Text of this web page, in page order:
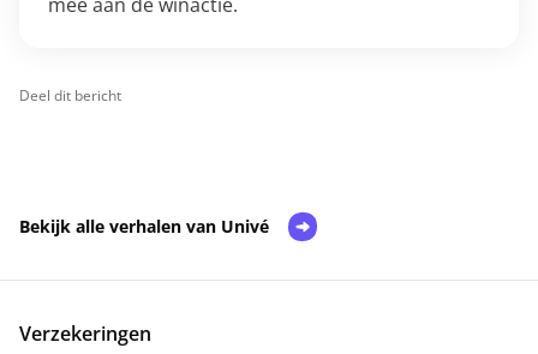
Deel dit bericht
Bekijk alle verhalen van Univé
Verzekeringen